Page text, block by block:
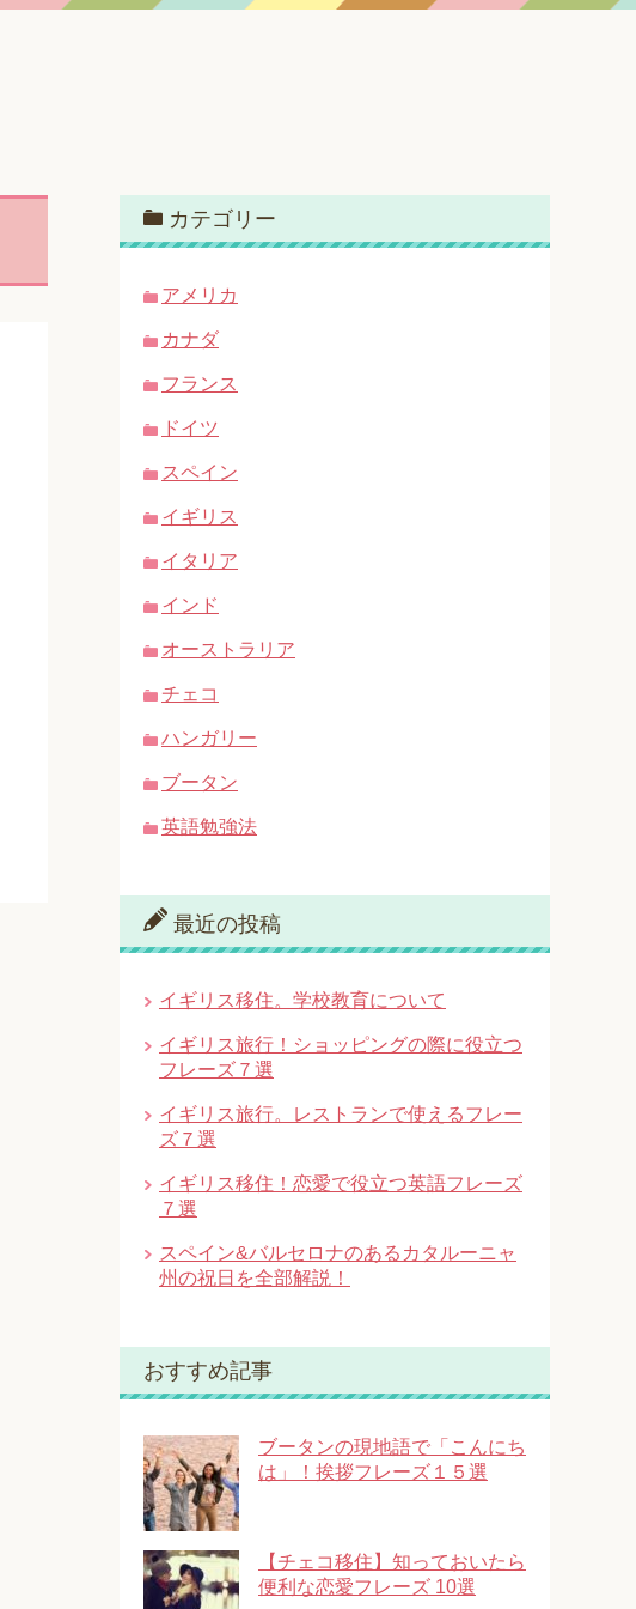
カテゴリー
アメリカ
カナダ
フランス
ドイツ
スペイン
イギリス
イタリア
インド
オーストラリア
チェコ
ハンガリー
ブータン
英語勉強法
最近の投稿
イギリス移住。学校教育について
イギリス旅行！ショッピングの際に役立つ
フレーズ７選
イギリス旅行。レストランで使えるフレー
ズ７選
イギリス移住！恋愛で役立つ英語フレーズ
７選
スペイン&バルセロナのあるカタルーニャ
州の祝日を全部解説！
おすすめ記事
ブータンの現地語で「こんにち
は」！挨拶フレーズ１５選
【チェコ移住】知っておいたら
便利な恋愛フレーズ 10選